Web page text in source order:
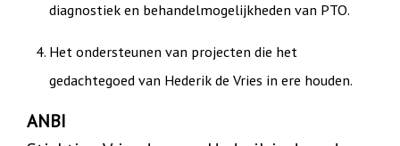
diagnostiek en behandelmogelijkheden van PTO.
Het ondersteunen van projecten die het
gedachtegoed van Hederik de Vries in ere houden.
ANBI